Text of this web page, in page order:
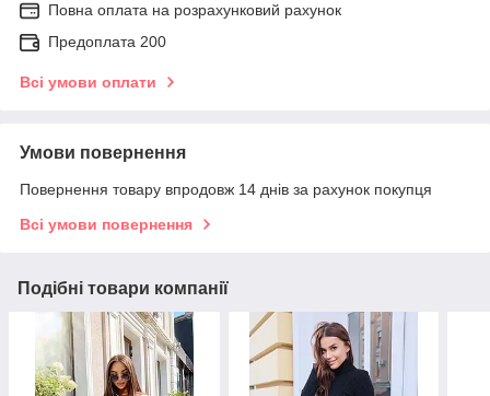
Повна оплата на розрахунковий рахунок
Предоплата 200
Всі умови оплати
Умови повернення
Повернення товару впродовж 14 днів за рахунок покупця
Всі умови повернення
Подібні товари компанії